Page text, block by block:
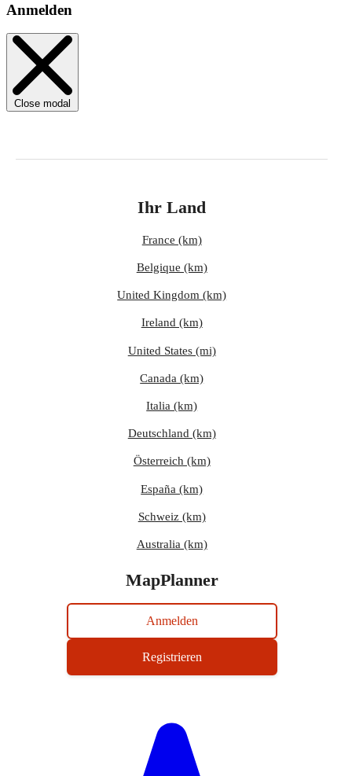
Anmelden
Close modal
Ihr Land
France (km)
Belgique (km)
United Kingdom (km)
Ireland (km)
United States (mi)
Canada (km)
Italia (km)
Deutschland (km)
Österreich (km)
España (km)
Schweiz (km)
Australia (km)
MapPlanner
Anmelden
Registrieren